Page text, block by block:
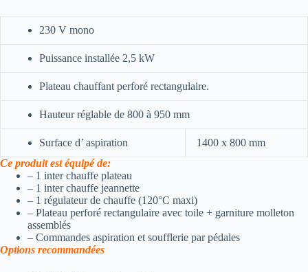
230 V mono
Puissance installée 2,5 kW
Plateau chauffant perforé rectangulaire.
Hauteur réglable de 800 à 950 mm
Surface d’ aspiration
1400 x 800 mm
Ce produit est équipé de:
– 1 inter chauffe plateau
– 1 inter chauffe jeannette
– 1 régulateur de chauffe (120°C maxi)
– Plateau perforé rectangulaire avec toile + garniture molleton
assemblés
– Commandes aspiration et soufflerie par pédales
Options recommandées